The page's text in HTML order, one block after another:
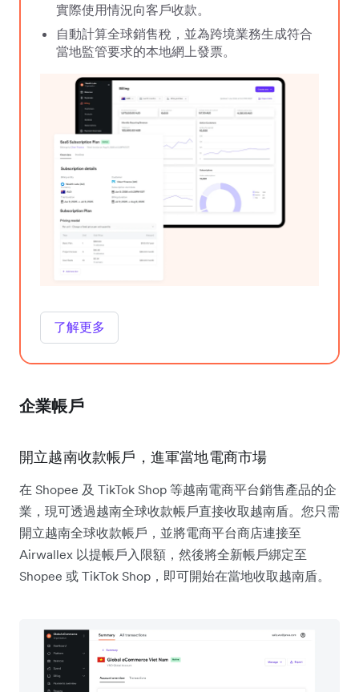
實際使用情況向客戶收款。
自動計算全球銷售稅，並為跨境業務生成符合
當地監管要求的本地網上發票。
了解更多
企業帳戶
開立越南收款帳戶，進軍當地電商市場
在 Shopee 及 TikTok Shop 等越南電商平台銷售產品的企
業，現可透過越南全球收款帳戶直接收取越南盾。您只需
開立越南全球收款帳戶，並將電商平台商店連接至
Airwallex 以提帳戶入限額，然後將全新帳戶綁定至
Shopee 或 TikTok Shop，即可開始在當地收取越南盾。